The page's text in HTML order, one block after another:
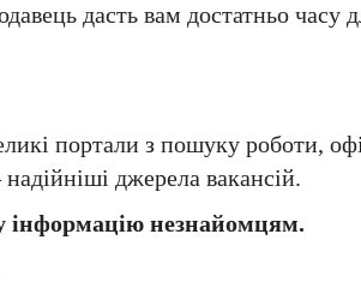
дасть вам достатньо часу
портали з пошуку роботи,
джерела вакансій.
інформацію незнайомцям.